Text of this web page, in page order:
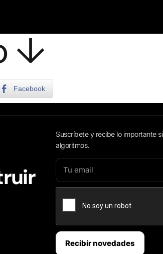
↓
Facebook
Suscríbete y recibe lo importante
algoritmos.
Recibir novedades